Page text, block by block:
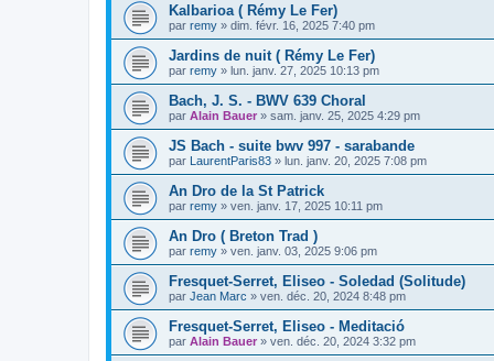
Kalbarioa ( Rémy Le Fer)
par remy » dim. févr. 16, 2025 7:40 pm
Jardins de nuit ( Rémy Le Fer)
par remy » lun. janv. 27, 2025 10:13 pm
Bach, J. S. - BWV 639 Choral
par Alain Bauer » sam. janv. 25, 2025 4:29 pm
JS Bach - suite bwv 997 - sarabande
par LaurentParis83 » lun. janv. 20, 2025 7:08 pm
An Dro de la St Patrick
par remy » ven. janv. 17, 2025 10:11 pm
An Dro ( Breton Trad )
par remy » ven. janv. 03, 2025 9:06 pm
Fresquet-Serret, Eliseo - Soledad (Solitude)
par Jean Marc » ven. déc. 20, 2024 8:48 pm
Fresquet-Serret, Eliseo - Meditació
par Alain Bauer » ven. déc. 20, 2024 3:32 pm